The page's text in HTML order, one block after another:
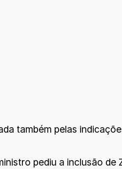
também pelas
pediu a inclusão de